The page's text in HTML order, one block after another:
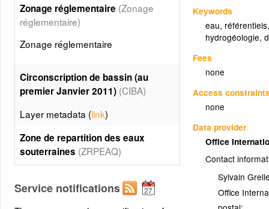
Keywords
eau, référentiels
hydrogéologie,
Fees
none
Access
none
Data provider
Office
Contact
Sylvain
Office
Zonage réglementaire (Zonage
réglementaire)
Zonage réglementaire
Circonscription de bassin (au
premier Janvier 2011) (CIBA)
Layer metadata (link)
Zone de repartition des eaux
souterraines (ZRPEAQ)
Zone de repartition des eaux
Service notifications